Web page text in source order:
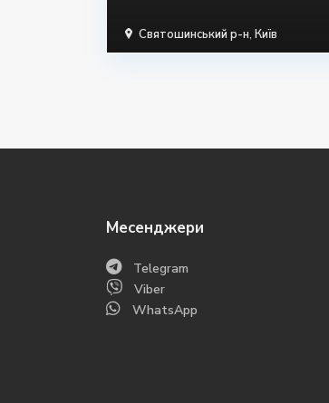
Святошинський р-н, Київ
Месенджери
Telegram
Viber
WhatsApp